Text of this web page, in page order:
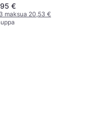
€
maksua 20,53 €